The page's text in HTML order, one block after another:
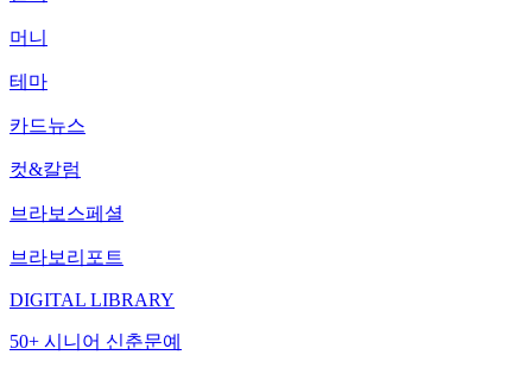
머니
테마
카드뉴스
컷&칼럼
브라보스페셜
브라보리포트
DIGITAL LIBRARY
50+ 시니어 신춘문예